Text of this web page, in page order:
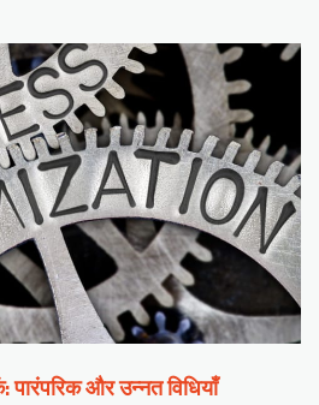
और उन्नत विधियाँ